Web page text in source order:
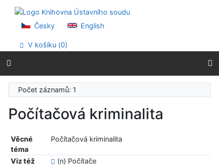
Přejít na menu
Prohlášení o webové přístupnosti
Česky English
V košíku (0)
Počet záznamů: 1
Počítačová kriminalita
Věcné
téma
Počítačová kriminalita
Viz též
(n) Počítače